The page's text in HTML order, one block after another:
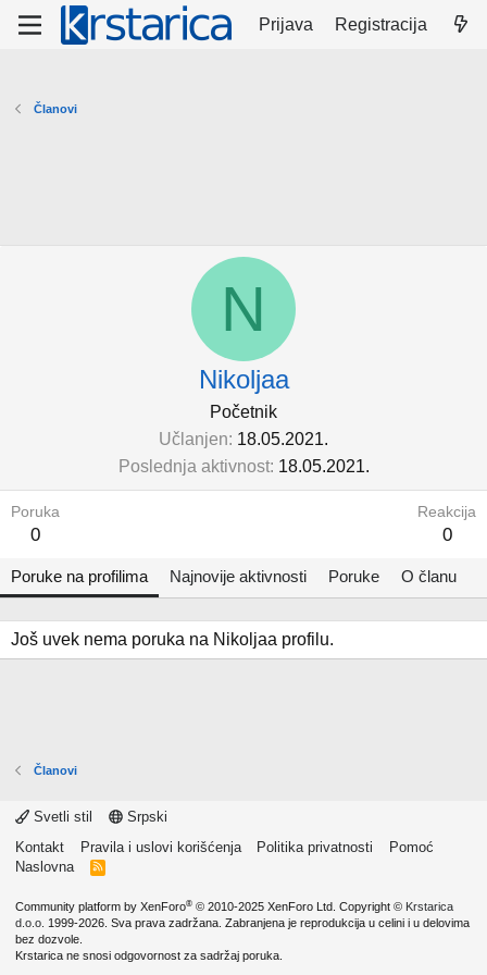
Prijava Registracija
Članovi
N
Nikoljaa
Početnik
Učlanjen 18.05.2021.
Poslednja aktivnost 18.05.2021.
Poruka
0
Reakcija
0
Poruke na profilima Najnovije aktivnosti Poruke O članu
Još uvek nema poruka na Nikoljaa profilu.
Članovi
Svetli stil
Srpski
Kontakt
Pravila i uslovi korišćenja Politika privatnosti
Pomoć
Naslovna
R
Community platform by XenForo® © 2010-2025 XenForo Ltd. Copyright © Krstarica
d.o.o. 1999-2026. Sva prava zadržana. Zabranjena je reprodukcija u celini i u delovima
bez dozvole.
Krstarica ne snosi odgovornost za sadržaj poruka.